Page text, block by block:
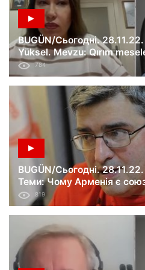
BUGÜN/Сьогодні.
Yüksel. Mevzu: Qırım
savaşı. 278-ci künü.
784
BUGÜN/Сьогодні.
Теми: Чому Арменія є
Грузії у війні Росії проти
819